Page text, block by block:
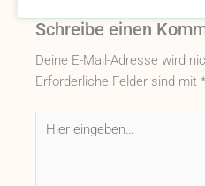
Schreibe einen
Deine E-Mail-Adresse wird
Erforderliche Felder sind mit *
Hier